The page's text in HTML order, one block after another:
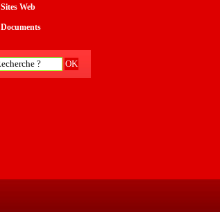
Sites Web
Documents